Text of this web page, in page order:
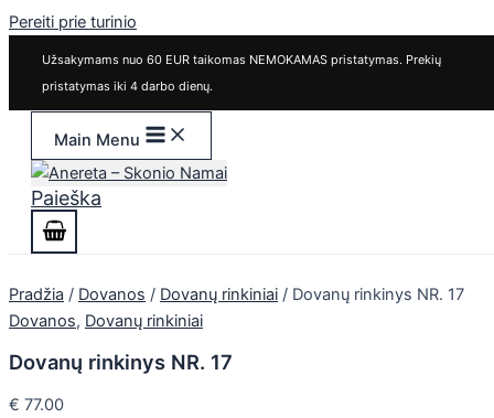
Pereiti prie turinio
Užsakymams nuo 60 EUR taikomas NEMOKAMAS pristatymas. Prekių
pristatymas iki 4 darbo dienų.
Main Menu
Paieška
Pradžia / Dovanos / Dovanų rinkiniai / Dovanų rinkinys NR. 17
Dovanos, Dovanų rinkiniai
Dovanų rinkinys NR. 17
€ 77.00